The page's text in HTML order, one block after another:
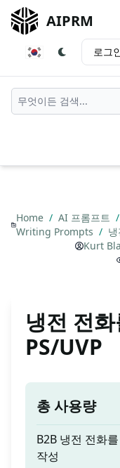
AIPRM
로그
Home / AI 프롬프트 /
Writing Prompts /
Kurt
냉전 전
PS/UVP
총 사용량
B2B 냉전 전화
작성